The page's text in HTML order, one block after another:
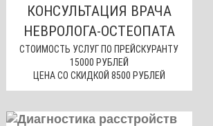
КОНСУЛЬТАЦИЯ ВРАЧА
НЕВРОЛОГА-ОСТЕОПАТА
СТОИМОСТЬ УСЛУГ ПО ПРЕЙСКУРАНТУ
15000 РУБЛЕЙ
ЦЕНА СО СКИДКОЙ 8500 РУБЛЕЙ